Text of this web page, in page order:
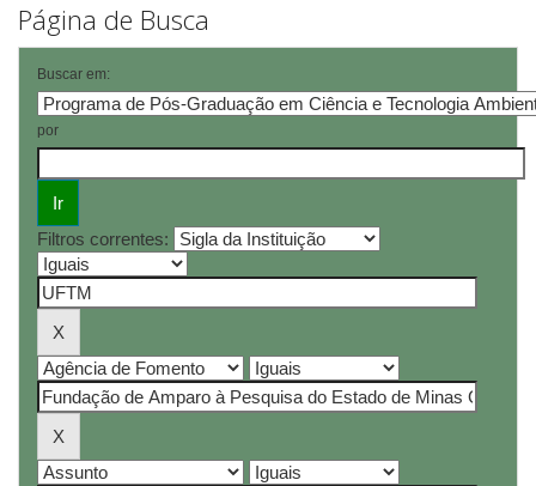
Página de Busca
Buscar em:
por
Filtros correntes: